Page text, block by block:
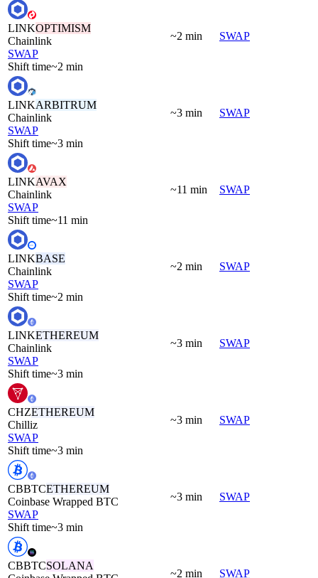
LINKOPTIMISM
Chainlink
SWAP
Shift time~2 min
~2 min SWAP
LINKARBITRUM
Chainlink
SWAP
Shift time~3 min
~3 min SWAP
LINKAVAX
Chainlink
SWAP
Shift time~11 min
~11 min SWAP
LINKBASE
Chainlink
SWAP
Shift time~2 min
~2 min SWAP
LINKETHEREUM
Chainlink
SWAP
Shift time~3 min
~3 min SWAP
CHZETHEREUM
Chilliz
SWAP
Shift time~3 min
~3 min SWAP
CBBTCETHEREUM
Coinbase Wrapped BTC
SWAP
Shift time~3 min
~3 min SWAP
CBBTCSOLANA
~2 min SWAP